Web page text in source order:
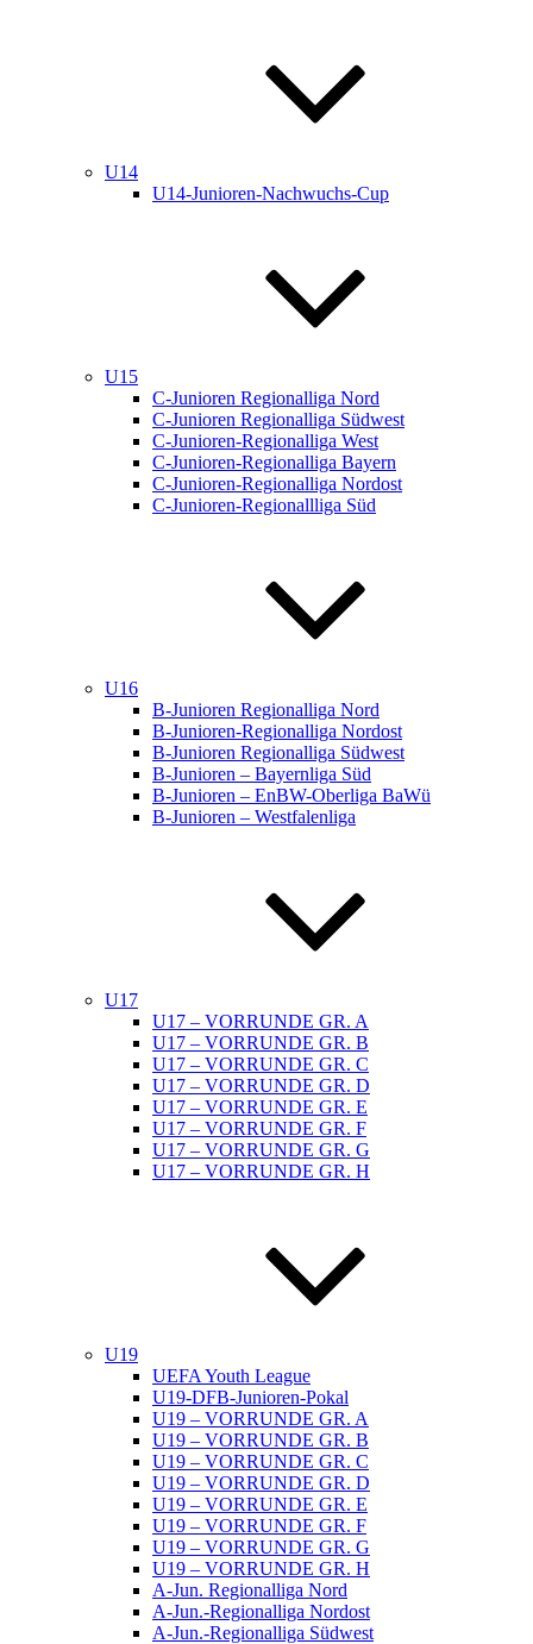
U14
U14-Junioren-Nachwuchs-Cup
U15
C-Junioren Regionalliga Nord
C-Junioren Regionalliga Südwest
C-Junioren-Regionalliga West
C-Junioren-Regionalliga Bayern
C-Junioren-Regionalliga Nordost
C-Junioren-Regionallliga Süd
U16
B-Junioren Regionalliga Nord
B-Junioren-Regionalliga Nordost
B-Junioren Regionalliga Südwest
B-Junioren – Bayernliga Süd
B-Junioren – EnBW-Oberliga BaWü
B-Junioren – Westfalenliga
U17
U17 – VORRUNDE GR. A
U17 – VORRUNDE GR. B
U17 – VORRUNDE GR. C
U17 – VORRUNDE GR. D
U17 – VORRUNDE GR. E
U17 – VORRUNDE GR. F
U17 – VORRUNDE GR. G
U17 – VORRUNDE GR. H
U19
UEFA Youth League
U19-DFB-Junioren-Pokal
U19 – VORRUNDE GR. A
U19 – VORRUNDE GR. B
U19 – VORRUNDE GR. C
U19 – VORRUNDE GR. D
U19 – VORRUNDE GR. E
U19 – VORRUNDE GR. F
U19 – VORRUNDE GR. G
U19 – VORRUNDE GR. H
A-Jun. Regionalliga Nord
A-Jun.-Regionalliga Nordost
A-Jun.-Regionalliga Südwest